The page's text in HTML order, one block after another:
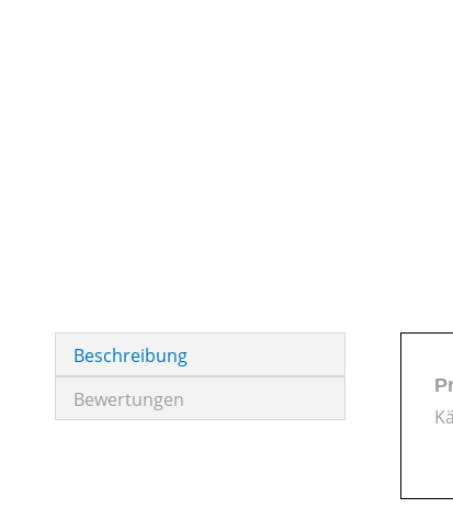
Beschreibung
Bewertungen